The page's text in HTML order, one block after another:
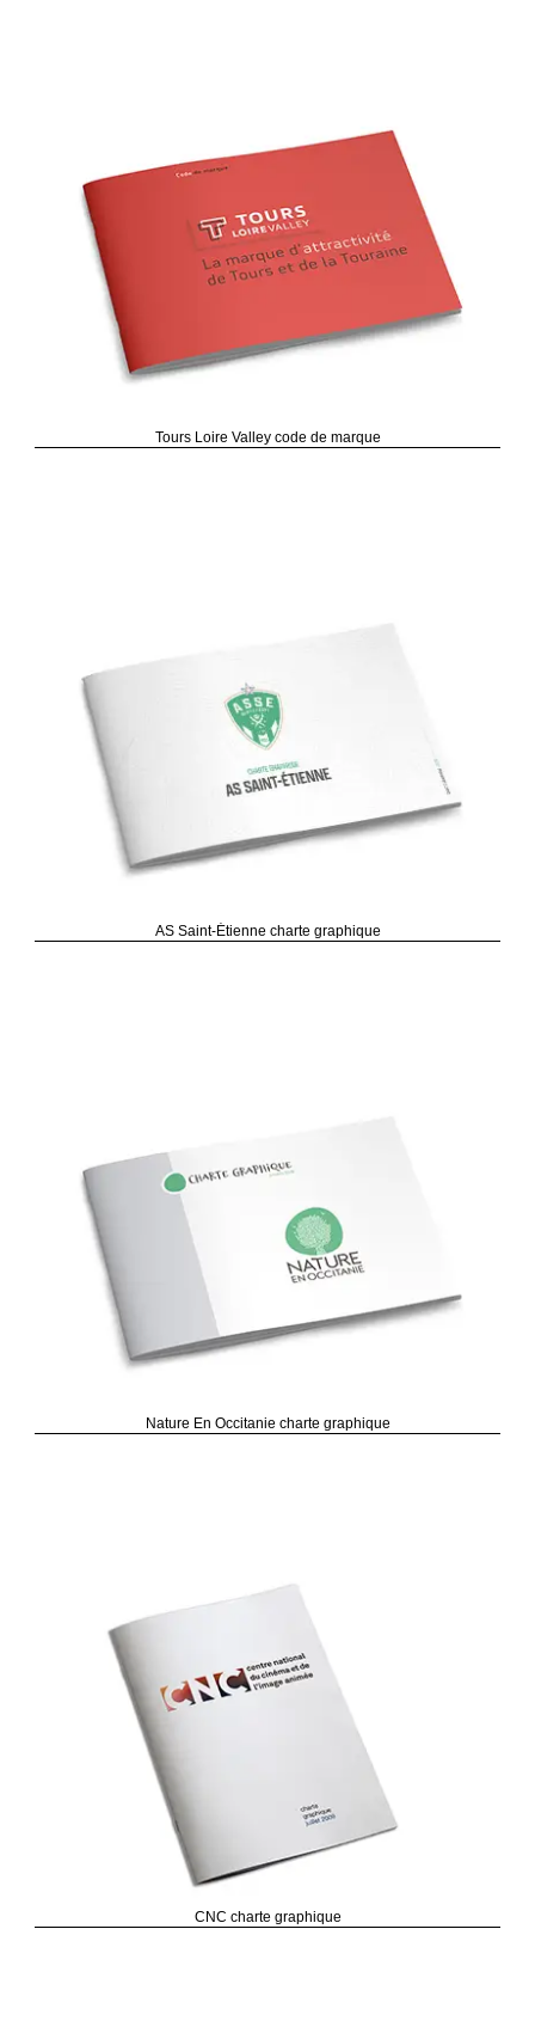
Tours Loire Valley code de marque
AS Saint-Étienne charte graphique
Nature En Occitanie charte graphique
CNC charte graphique